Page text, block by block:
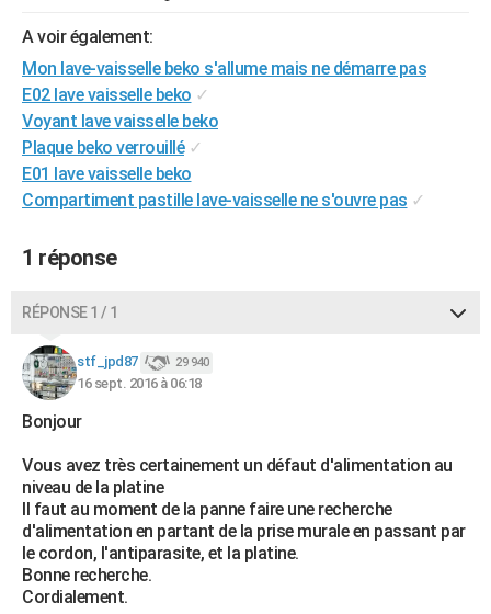
SANTE
Alimentation
Guide de la santé
Maladies
Médicaments
Sommeil
VOYAGE
Destinations
City break
Voyage nature
Voyage de noces
Forum
Climat
+PHOTO
GUIDES D'ACHAT
BONS PLANS
CARTE DE VOEUX
COPAINS D'AVANT
S'inscrire
Se connecter
Lycées
Collèges
Primaires
Universités
Entreprises
Service militaire
Avis de recherche
AVIS DE DÉCÈS
FORUM
Bricolage
Lifestyle
Culture
Sport
Auto
Television
Voyage
Cinema
A voir également:
Mon lave-vaisselle beko s'allume mais ne démarre pas
E02 lave vaisselle beko ✓
Voyant lave vaisselle beko
Plaque beko verrouillé ✓
E01 lave vaisselle beko
Compartiment pastille lave-vaisselle ne s'ouvre pas ✓
1 réponse
RÉPONSE 1 / 1
stf_jpd87 29 940
16 sept. 2016 à 06:18
Bonjour
Vous avez très certainement un défaut d'alimentation au
niveau de la platine
Il faut au moment de la panne faire une recherche
d'alimentation en partant de la prise murale en passant par
le cordon, l'antiparasite, et la platine.
Bonne recherche.
Cordialement.